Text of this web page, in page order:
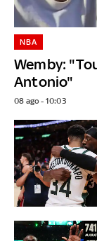
Wemby:
Antonio"
NBA
08 ago - 10:03